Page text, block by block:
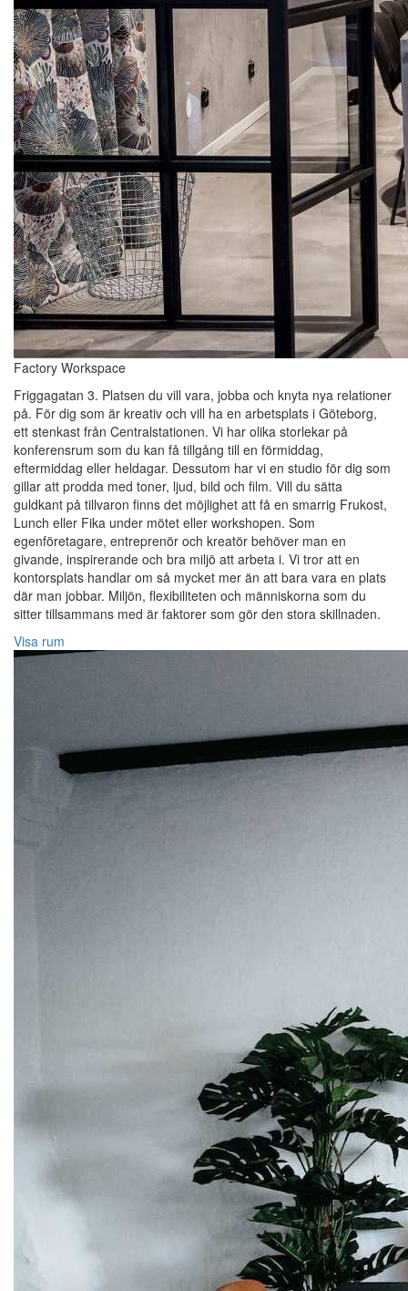
Factory Workspace
Friggagatan 3. Platsen du vill vara, jobba och knyta nya relationer
på. För dig som är kreativ och vill ha en arbetsplats i Göteborg,
ett stenkast från Centralstationen. Vi har olika storlekar på
konferensrum som du kan få tillgång till en förmiddag,
eftermiddag eller heldagar. Dessutom har vi en studio för dig som
gillar att prodda med toner, ljud, bild och film. Vill du sätta
guldkant på tillvaron finns det möjlighet att få en smarrig Frukost,
Lunch eller Fika under mötet eller workshopen. Som
egenföretagare, entreprenör och kreatör behöver man en
givande, inspirerande och bra miljö att arbeta i. Vi tror att en
kontorsplats handlar om så mycket mer än att bara vara en plats
där man jobbar. Miljön, flexibiliteten och människorna som du
sitter tillsammans med är faktorer som gör den stora skillnaden.
Visa rum